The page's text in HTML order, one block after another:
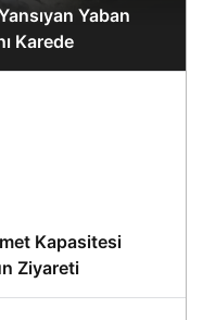
Yaban
Karede
Kapasitesi
Ziyareti